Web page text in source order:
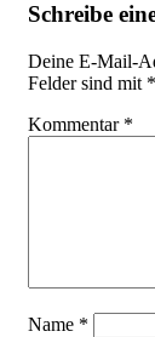
Schreibe
Deine E-Mail-
Felder sind mit *
Kommentar *
Name *